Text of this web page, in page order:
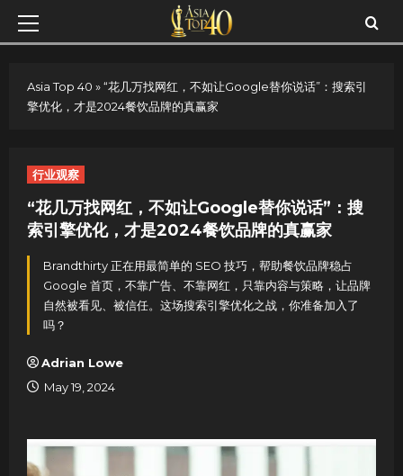
Skip
Primary
Asia Top 40 »“花几万找网红，不如让Google替你说话”：搜索引
擎优化，才是2024餐饮品牌的真赢家
行业观察
“花几万找网红，不如让Google替你说话”：搜
索引擎优化，才是2024餐饮品牌的真赢家
Brandthirty 正在用最简单的 SEO 技巧，帮助餐饮品牌稳占
Google 首页，不靠广告、不靠网红，只靠内容与策略，让品牌
自然被看见、被信任。这场搜索引擎优化之战，你准备加入了
吗？
Adrian Lowe
May 19, 2024